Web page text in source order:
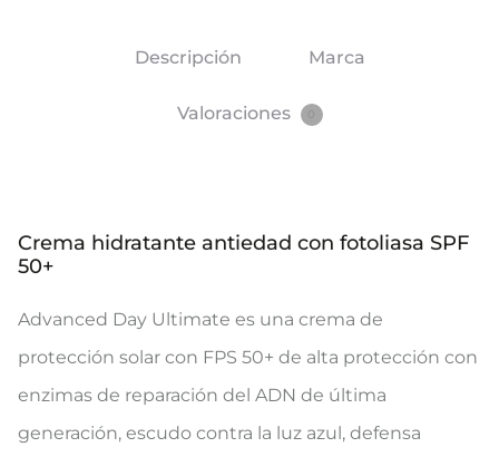
Descripción Marca
Valoraciones
Crema hidratante antiedad con fotoliasa SPF
50+
Advanced Day Ultimate es una crema de
protección solar con FPS 50+ de alta protección con
enzimas de reparación del ADN de última
generación, escudo contra la luz azul, defensa